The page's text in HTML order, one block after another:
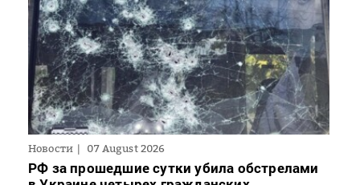
Новости 07 August 2026
РФ за прошедшие сутки убила обстрелами